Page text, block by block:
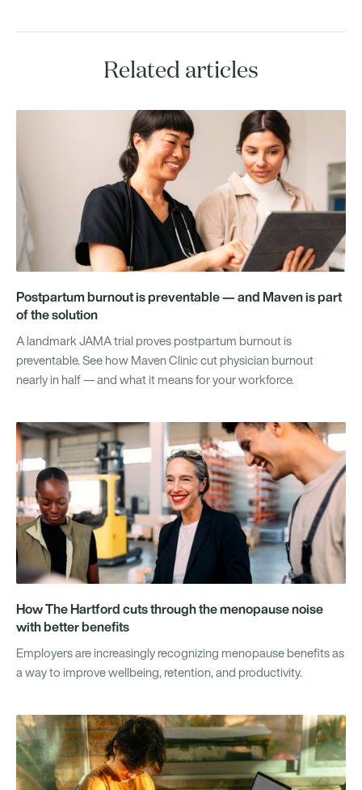
Related articles
Postpartum burnout is preventable — and Maven is part
of the solution
A landmark JAMA trial proves postpartum burnout is
preventable. See how Maven Clinic cut physician burnout
nearly in half — and what it means for your workforce.
How The Hartford cuts through the menopause noise
with better benefits
Employers are increasingly recognizing menopause benefits as
a way to improve wellbeing, retention, and productivity.